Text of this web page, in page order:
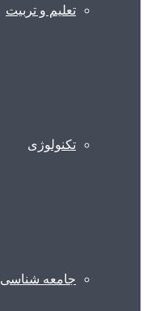
تعلیم و تربیت
تکنولوژی
جامعه شناسی